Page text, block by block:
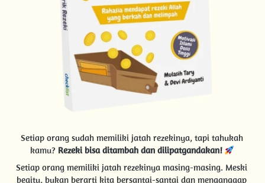
Setiap orang sudah memiliki jatah rezekinya, tapi tahukah
kamu? Rezeki bisa ditambah dan dilipatgandakan!
Setiap orang memiliki jatah rezekinya masing-masing. Meski
begitu, bukan berarti kita bersantai-santai dan menganggap